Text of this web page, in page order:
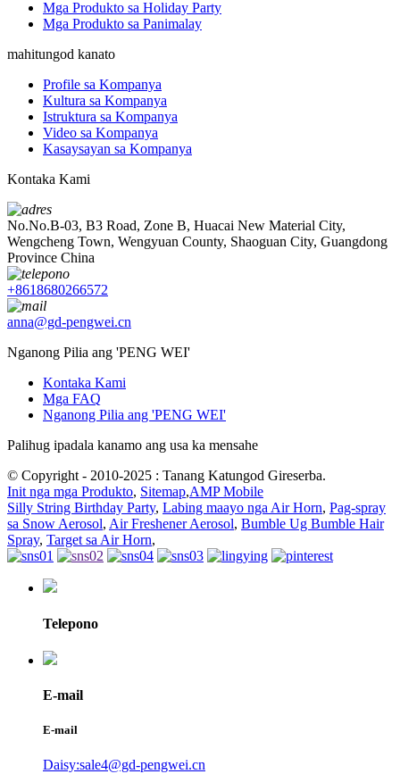
Mga Produkto sa Holiday Party
Mga Produkto sa Panimalay
mahitungod kanato
Profile sa Kompanya
Kultura sa Kompanya
Istruktura sa Kompanya
Video sa Kompanya
Kasaysayan sa Kompanya
Kontaka Kami
No.No.B-03, B3 Road, Zone B, Huacai New Material City,
Wengcheng Town, Wengyuan County, Shaoguan City, Guangdong
Province China
+8618680266572
anna@gd-pengwei.cn
Nganong Pilia ang 'PENG WEI'
Kontaka Kami
Mga FAQ
Nganong Pilia ang 'PENG WEI'
Palihug ipadala kanamo ang usa ka mensahe
© Copyright - 2010-2025 : Tanang Katungod Gireserba.
Init nga mga Produkto, Sitemap,AMP Mobile
Silly String Birthday Party, Labing maayo nga Air Horn, Pag-spray
sa Snow Aerosol, Air Freshener Aerosol, Bumble Ug Bumble Hair
Spray, Target sa Air Horn,
Telepono
E-mail
E-mail
Daisy:sale4@gd-pengwei.cn